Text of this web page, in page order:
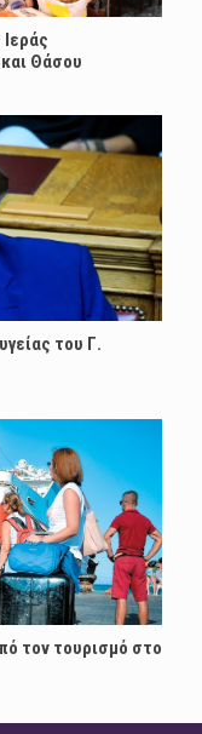
Θάσου
του Γ.
τον τουρισμό στο